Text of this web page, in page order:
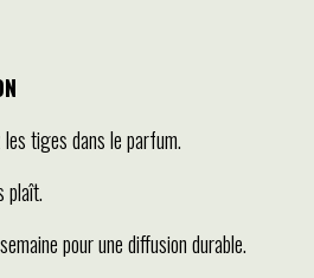
tiges dans le parfum.
plaît.
pour une diffusion durable.